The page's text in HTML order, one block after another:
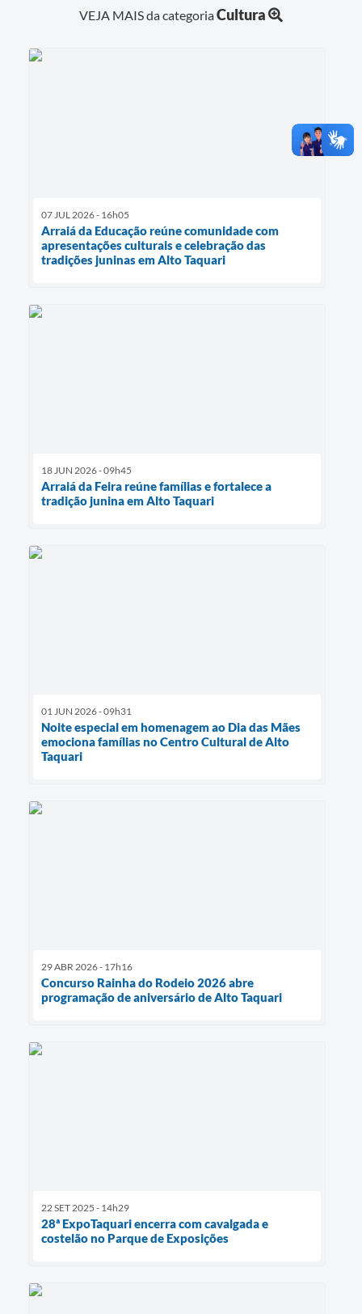
VEJA MAIS da categoriaCultura
07 JUL 2026 - 16h05
Arraiá da Educação reúne comunidade com
apresentações culturais e celebração das
tradições juninas em Alto Taquari
18 JUN 2026 - 09h45
Arraiá da Feira reúne famílias e fortalece a
tradição junina em Alto Taquari
01 JUN 2026 - 09h31
Noite especial em homenagem ao Dia das Mães
emociona famílias no Centro Cultural de Alto
Taquari
29 ABR 2026 - 17h16
Concurso Rainha do Rodeio 2026 abre
programação de aniversário de Alto Taquari
22 SET 2025 - 14h29
28ª ExpoTaquari encerra com cavalgada e
costelão no Parque de Exposições